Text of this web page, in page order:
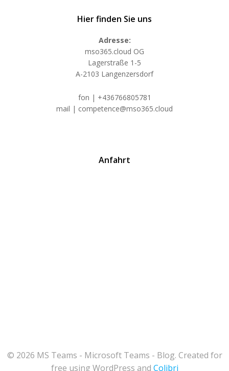
Hier finden Sie uns
Adresse:
mso365.cloud OG
Lagerstraße 1-5
A-2103 Langenzersdorf
fon | +436766805781
mail | competence@mso365.cloud
Anfahrt
© 2026 MS Teams - Microsoft Teams - Blog. Created for
free using WordPress and Colibri